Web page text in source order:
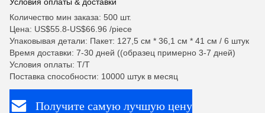
Количество мин заказа: 500 шт.
Цена: US$55.8-US$66.96 /piece
Упаковывая детали: Пакет: 127,5 см * 36,1 см * 41 см / 6 штук
Время доставки: 7-30 дней ((образец примерно 3-7 дней)
Условия оплаты: T/T
Поставка способности: 10000 штук в месяц
Получите самую лучшую цену